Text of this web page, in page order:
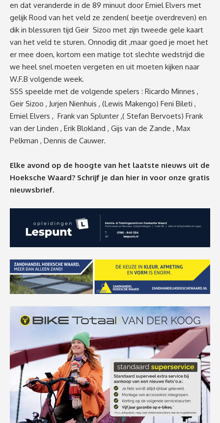
en dat veranderde in de 89 minuut door Emiel Elvers met
gelijk Rood van het veld ze zenden( beetje overdreven) en
dik in blessuren tijd Geir Sizoo met zijn tweede gele kaart
van het veld te sturen. Onnodig dit ,maar goed je moet het
er mee doen, kortom een matige tot slechte wedstrijd die
we heel snel moeten vergeten en uit moeten kijken naar
W.F.B volgende week.
SSS speelde met de volgende spelers : Ricardo Minnes ,
Geir Sizoo , Jurjen Nienhuis , (Lewis Makengo) Feni Bileti ,
Emiel Elvers , Frank van Splunter ,( Stefan Bervoets) Frank
van der Linden , Erik Blokland , Gijs van de Zande , Max
Pelkman , Dennis de Cauwer.
Elke avond op de hoogte van het laatste nieuws uit de
Hoeksche Waard? Schrijf je dan hier in voor onze gratis
nieuwsbrief.